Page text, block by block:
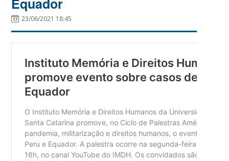
23/06/2021 18:45